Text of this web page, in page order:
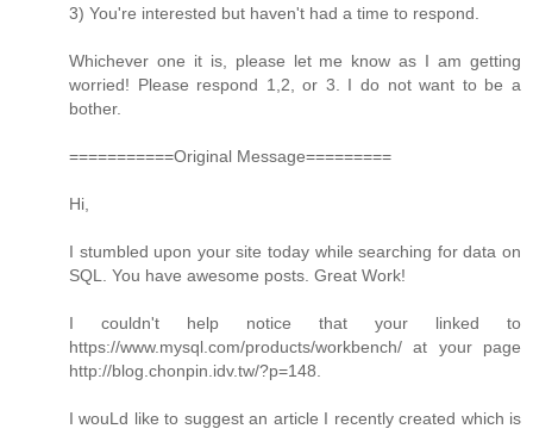
3) You're interested but haven't had a time to respond.
Whichever one it is, please let me know as I am getting
worried! Please respond 1,2, or 3. I do not want to be a
bother.
===========Original Message=========
Hi,
I stumbled upon your site today while searching for data on
SQL. You have awesome posts. Great Work!
I couldn't help notice that your linked to
https://www.mysql.com/products/workbench/ at your page
http://blog.chonpin.idv.tw/?p=148.
I wouLd like to suggest an article I recently created which is